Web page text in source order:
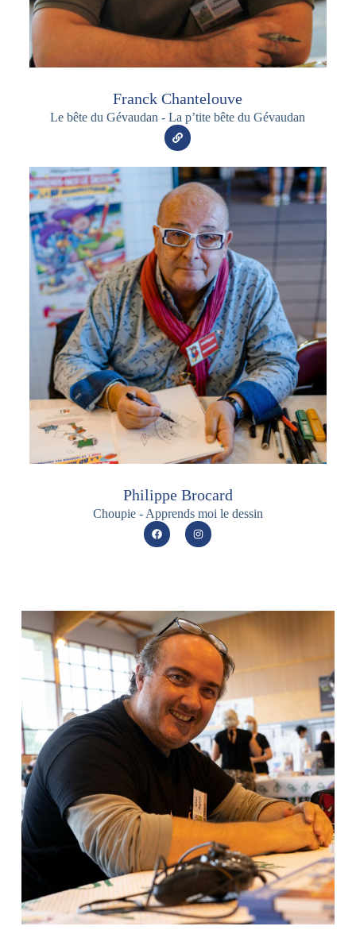
Franck Chantelouve
Le bête du Gévaudan - La p’tite bête du Gévaudan
Philippe Brocard
Choupie - Apprends moi le dessin